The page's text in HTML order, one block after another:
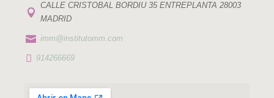

CALLE CRISTOBAL BORDIU 35 ENTREPLANTA 28003
MADRID
 imm@institutomm.com
 914266669